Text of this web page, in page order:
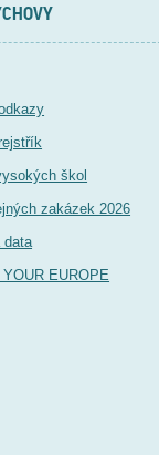
škol
zakázek 2026
data
YOUR EUROPE